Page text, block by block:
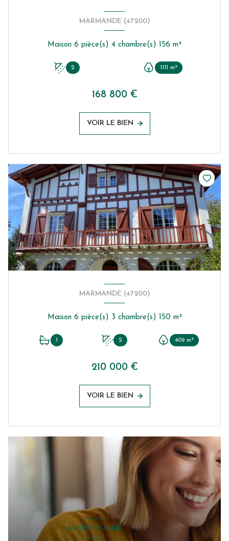
MARMANDE (47200)
Maison 6 pièce(s) 4 chambre(s) 156 m²
2 1111 m²
168 800 €
VOIR LE BIEN
MARMANDE (47200)
Maison 6 pièce(s) 3 chambre(s) 150 m²
1 2 409 m²
210 000 €
VOIR LE BIEN
ALERTE E-MAIL